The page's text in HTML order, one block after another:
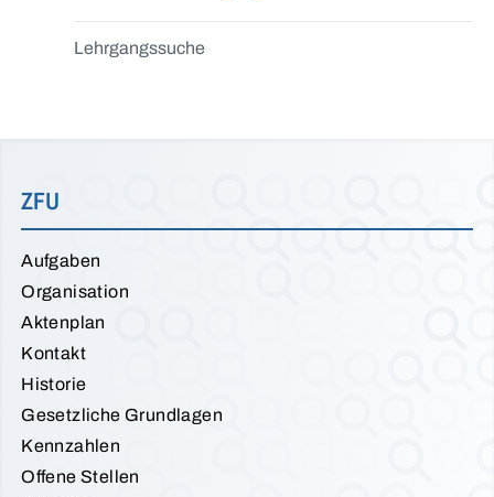
Lehrgangssuche
ZFU
Aufgaben
Organisation
Aktenplan
Kontakt
Historie
Gesetzliche Grundlagen
Kennzahlen
Offene Stellen